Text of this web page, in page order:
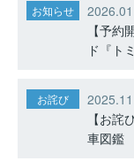
お知らせ
【予約
ド『ト
お詫び
【お詫
車図鑑